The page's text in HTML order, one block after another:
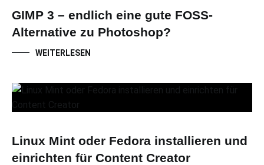
GIMP 3 – endlich eine gute FOSS-
Alternative zu Photoshop?
WEITERLESEN
Linux Mint oder Fedora installieren und
einrichten für Content Creator